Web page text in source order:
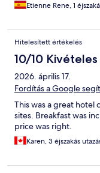
Etienne Rene, 1
Hitelesített értékelés
10/10 Kivételes
2026. április 17.
Fordítás a Google
This was a great hotel
sites. Breakfast was
price was right.
Karen, 3 éjszakás